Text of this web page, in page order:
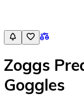
Zoggs
Goggles